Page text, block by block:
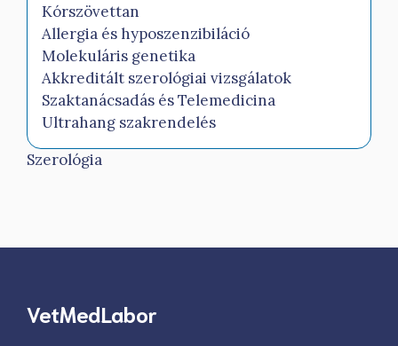
Szerológia
Kórszövettan
Allergia és hyposzenzibiláció
Molekuláris genetika
Akkreditált szerológiai vizsgálatok
Szaktanácsadás és Telemedicina
Ultrahang szakrendelés
VetMedLabor